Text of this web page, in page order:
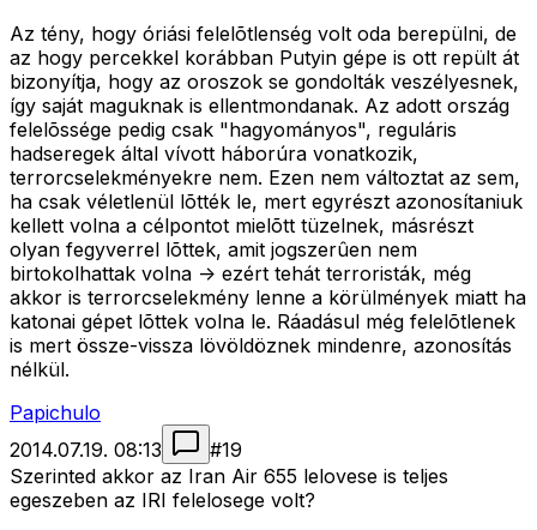
Az tény, hogy óriási felelõtlenség volt oda berepülni, de
az hogy percekkel korábban Putyin gépe is ott repült át
bizonyítja, hogy az oroszok se gondolták veszélyesnek,
így saját maguknak is ellentmondanak. Az adott ország
felelõssége pedig csak "hagyományos", reguláris
hadseregek által vívott háborúra vonatkozik,
terrorcselekményekre nem. Ezen nem változtat az sem,
ha csak véletlenül lõtték le, mert egyrészt azonosítaniuk
kellett volna a célpontot mielõtt tüzelnek, másrészt
olyan fegyverrel lõttek, amit jogszerûen nem
birtokolhattak volna -> ezért tehát terroristák, még
akkor is terrorcselekmény lenne a körülmények miatt ha
katonai gépet lõttek volna le. Ráadásul még felelõtlenek
is mert össze-vissza lövöldöznek mindenre, azonosítás
nélkül.
Papichulo
2014.07.19. 08:13
#19
Szerinted akkor az Iran Air 655 lelovese is teljes
egeszeben az IRI felelosege volt?